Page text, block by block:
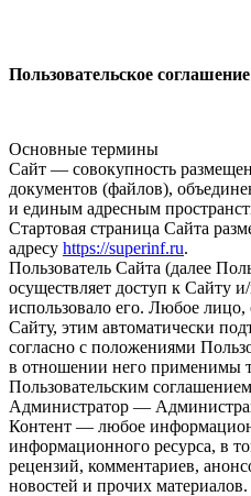
Пользовательское соглашение
Основные термины
Сайт — совокупность
документов (файлов),
и единым адресным
Стартовая страница Сайта
адресу https://superinf.ru.
Пользователь Сайта (далее
осуществляет доступ к Сайту
использовало его. Любое
Сайту, этим автоматически
согласно с положениями
в отношении него применимы
Пользовательским
Администратор —
Контент — любое
информационного ресурса, в
рецензий, комментариев,
новостей и прочих материалов.